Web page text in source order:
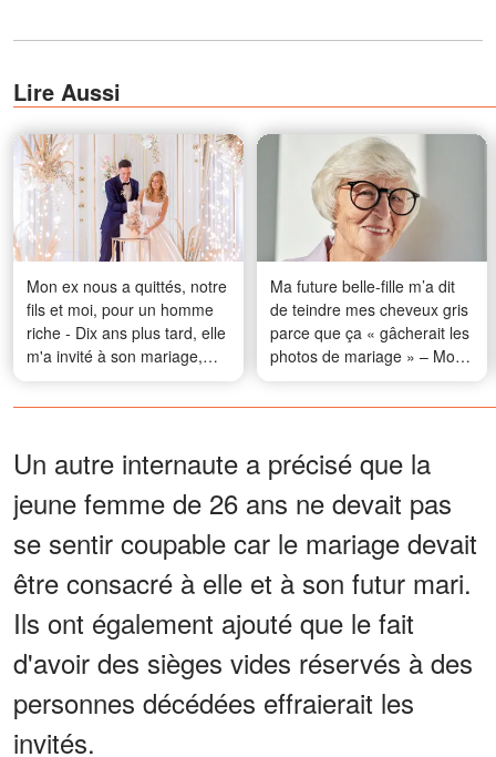
Lire Aussi
Mon ex nous a quittés, notre
fils et moi, pour un homme
riche - Dix ans plus tard, elle
m'a invité à son mariage,
alors j'ai engagé une actrice
pour qu'elle se fasse passer
Ma future belle-fille m’a dit
de teindre mes cheveux gris
parce que ça « gâcherait les
photos de mariage » – Mon
fils est monté discrètement à
l’étage et est revenu avec
Un autre internaute a précisé que la
jeune femme de 26 ans ne devait pas
se sentir coupable car le mariage devait
être consacré à elle et à son futur mari.
Ils ont également ajouté que le fait
d'avoir des sièges vides réservés à des
personnes décédées effraierait les
invités.